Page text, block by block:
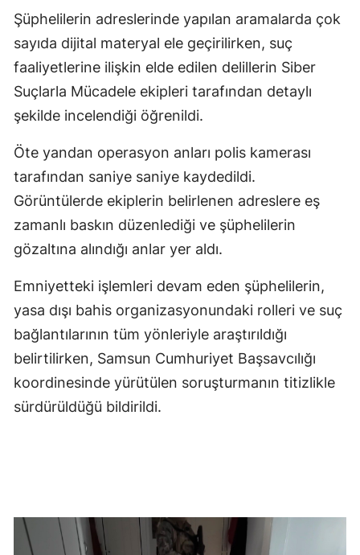
Şüphelilerin adreslerinde yapılan aramalarda çok
sayıda dijital materyal ele geçirilirken, suç
faaliyetlerine ilişkin elde edilen delillerin Siber
Suçlarla Mücadele ekipleri tarafından detaylı
şekilde incelendiği öğrenildi.
Öte yandan operasyon anları polis kamerası
tarafından saniye saniye kaydedildi.
Görüntülerde ekiplerin belirlenen adreslere eş
zamanlı baskın düzenlediği ve şüphelilerin
gözaltına alındığı anlar yer aldı.
Emniyetteki işlemleri devam eden şüphelilerin,
yasa dışı bahis organizasyonundaki rolleri ve suç
bağlantılarının tüm yönleriyle araştırıldığı
belirtilirken, Samsun Cumhuriyet Başsavcılığı
koordinesinde yürütülen soruşturmanın titizlikle
sürdürüldüğü bildirildi.